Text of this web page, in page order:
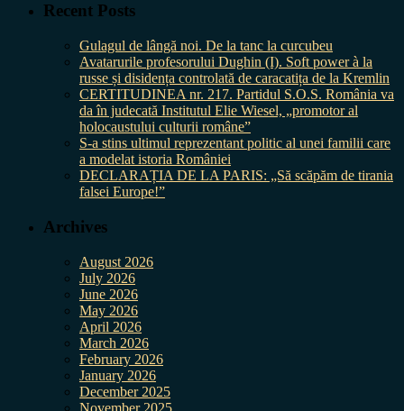
Recent Posts
Gulagul de lângă noi. De la tanc la curcubeu
Avatarurile profesorului Dughin (I). Soft power à la
russe și disidența controlată de caracatița de la Kremlin
CERTITUDINEA nr. 217. Partidul S.O.S. România va
da în judecată Institutul Elie Wiesel, „promotor al
holocaustului culturii române”
S-a stins ultimul reprezentant politic al unei familii care
a modelat istoria României
DECLARAȚIA DE LA PARIS: „Să scăpăm de tirania
falsei Europe!”
Archives
August 2026
July 2026
June 2026
May 2026
April 2026
March 2026
February 2026
January 2026
December 2025
November 2025